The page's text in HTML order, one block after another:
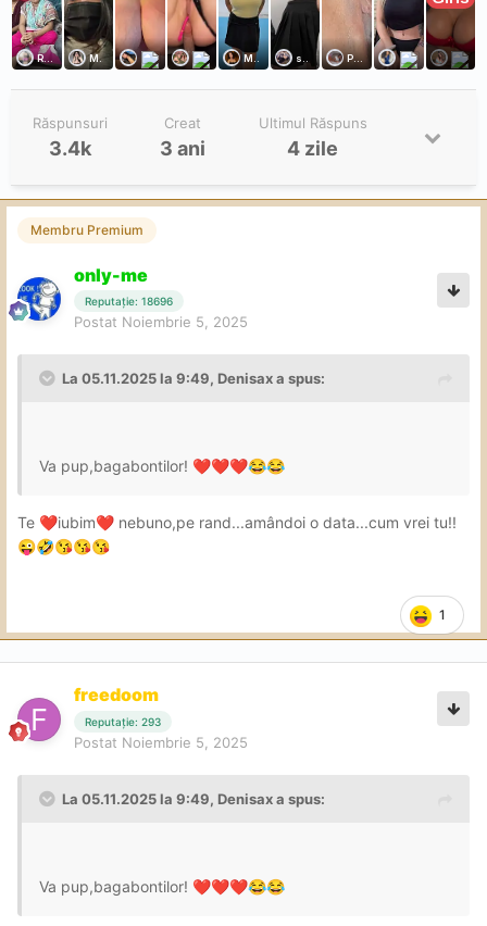
Răspunsuri
3.4k
Creat
3 ani
Ultimul Răspuns
4 zile
Membru Premium
only-me
Reputație: 18696
Postat Noiembrie 5, 2025
La 05.11.2025 la 9:49, Denisaxa spus:
Va pup,bagabontilor! ❤️❤️❤️😂😂
Te ❤️iubim❤️ nebuno,pe rand...amândoi o data...cum vrei tu!!
😜🤣😘😘😘
1
freedoom
Reputație: 293
Postat Noiembrie 5, 2025
La 05.11.2025 la 9:49, Denisaxa spus:
Va pup,bagabontilor! ❤️❤️❤️😂😂